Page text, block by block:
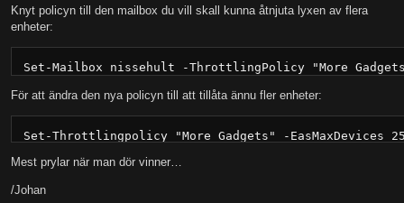
Knyt policyn till den mailbox du vill skall kunna åtnjuta lyxen av flera
enheter:
Set-Mailbox nissehult -ThrottlingPolicy "More
För att ändra den nya policyn till att tillåta ännu fler enheter:
Set-Throttlingpolicy "More Gadgets" -EasMaxDevices 25
Mest prylar när man dör vinner…
/Johan